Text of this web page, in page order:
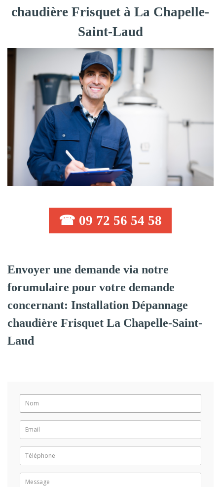
chaudière Frisquet à La Chapelle-
Saint-Laud
☎ 09 72 56 54 58
Envoyer une demande via notre
forumulaire pour votre demande
concernant: Installation Dépannage
chaudière Frisquet La Chapelle-Saint-
Laud